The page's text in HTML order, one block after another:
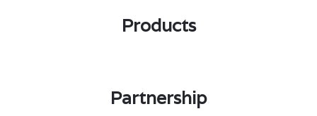
Products
Partnership